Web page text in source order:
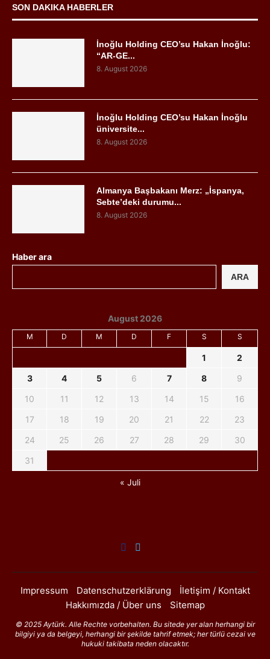
SON DAKIKA HABERLER
İnoğlu Holding CEO’su Hakan İnoğlu:
“AR-GE...
8. August 2026
İnoğlu Holding CEO’su Hakan İnoğlu
üniversite...
8. August 2026
Almanya Başbakanı Merz: „İspanya,
Sebte’deki durumu...
8. August 2026
Haber ara
ARA
August 2026
M D M D F S S
1
2
3
4 5 6 7 8
9
10
11 12 13 14 15
16
17
18 19 20 21 22
23
24
25 26 27 28 29
30
31
« Juli
Impressum Datenschutzerklärung
İletişim / Kontakt
Hakkımızda / Über uns
Sitemap
© 2025 Aytürk. Alle Rechte vorbehalten. Bu sitede yer alan herhangi bir
bilgiyi ya da belgeyi, herhangi bir şekilde tahrif etmek; her türlü cezai ve
hukuki takibata neden olacaktır.